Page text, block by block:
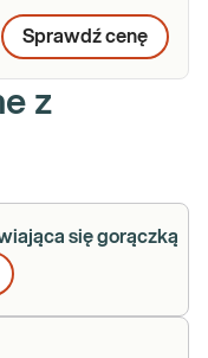
Sprawdź cenę
z
się gorączką